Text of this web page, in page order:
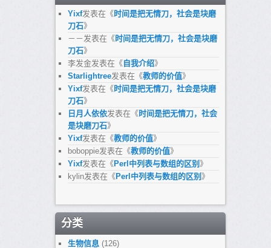
Yixf发表在《 时间是把无情刀，社会是块磨
刀石》
－－发表在《 时间是把无情刀，社会是块磨
刀石》
李发金发表在《 自我介绍》
Starlightree发表在《教师的价值》
Yixf发表在《 时间是把无情刀，社会是块磨
刀石》
日月人依依发表在《 时间是把无情刀，社会
是块磨刀石》
Yixf发表在《教师的价值》
boboppie发表在《教师的价值》
Yixf发表在《 Perl中列表与数组的区别 》
kylin发表在《 Perl中列表与数组的区别 》
分类
生物信息 (126)